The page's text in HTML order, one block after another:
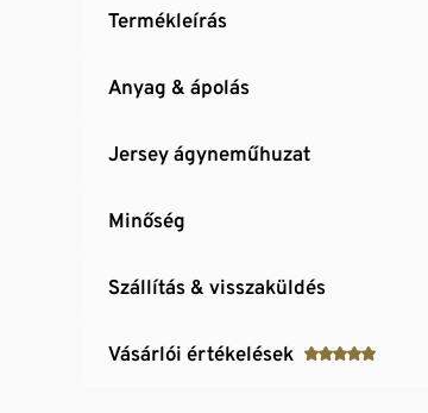
Termékleírás
Anyag & ápolás
Jersey ágyneműhuzat
Minőség
Szállítás & visszaküldés
Vásárlói értékelések